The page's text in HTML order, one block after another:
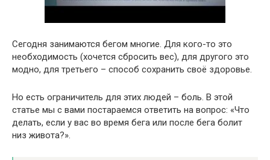
Сегодня занимаются бегом многие. Для кого-то это
необходимость (хочется сбросить вес), для другого это
модно, для третьего – способ сохранить своё здоровье.
Но есть ограничитель для этих людей – боль. В этой
статье мы с вами постараемся ответить на вопрос: «Что
делать, если у вас во время бега или после бега болит
низ живота?».